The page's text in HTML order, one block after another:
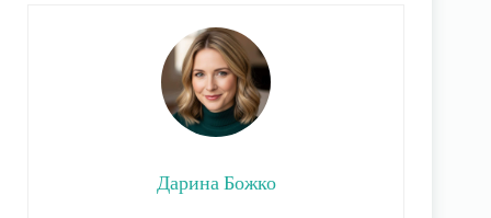
Дарина Божко